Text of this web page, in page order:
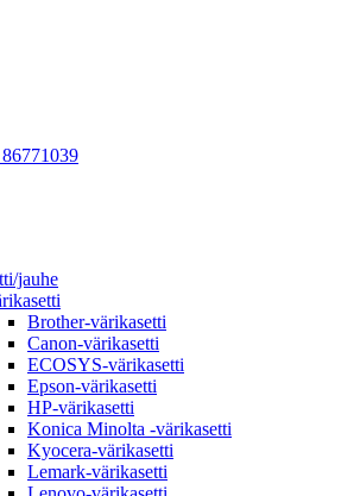
jauhe
Brother-värikasetti
Canon-värikasetti
ECOSYS-värikasetti
Epson-värikasetti
HP-värikasetti
Konica Minolta -värikasetti
Kyocera-värikasetti
Lemark-värikasetti